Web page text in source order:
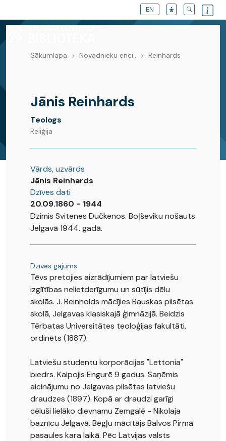
EN
Novadnieku enciklopēdija
Sākumlapa Novadnieku enci.. Reinhards
Jānis Reinhards
Teologs
Reliģija
Vārds, uzvārds
Jānis Reinhards
Dzīves dati
20.09.1860 - 1944
Dzimis Svitenes Dučkenos. Boļševiku nošauts
Jelgavā 1944. gadā.
Dzīves gājums
Tēvs pretojies aizrādījumiem par latviešu
izglītības nelietderīgumu un sūtījis dēlu
skolās. J. Reinholds mācījies Bauskas pilsētas
skolā, Jelgavas klasiskajā ģimnāzijā. Beidzis
Tērbatas Universitātes teoloģijas fakultāti,
ordinēts (1887).
Latviešu studentu korporācijas "Lettonia"
biedrs. Kalpojis Engurē 9 gadus. Saņēmis
aicinājumu no Jelgavas pilsētas latviešu
draudzes (1897). Kopā ar draudzi garīgi
cēluši lielāko dievnamu Zemgalē - Nikolaja
baznīcu Jelgavā. Bēgļu mācītājs Balvos Pirmā
pasaules kara laikā. Pēc Latvijas valsts